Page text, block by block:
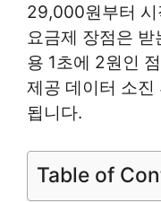
29,000원부터 시
요금제 장점은
용 1초에 2원인
제공 데이터 소진
됩니다.
Table of